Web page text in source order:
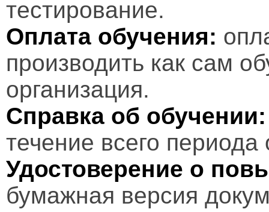
тестирование.
Оплата обучения:
производить как сам
организация.
Справка об обучении:
течение всего периода
Удостоверение о
бумажная версия